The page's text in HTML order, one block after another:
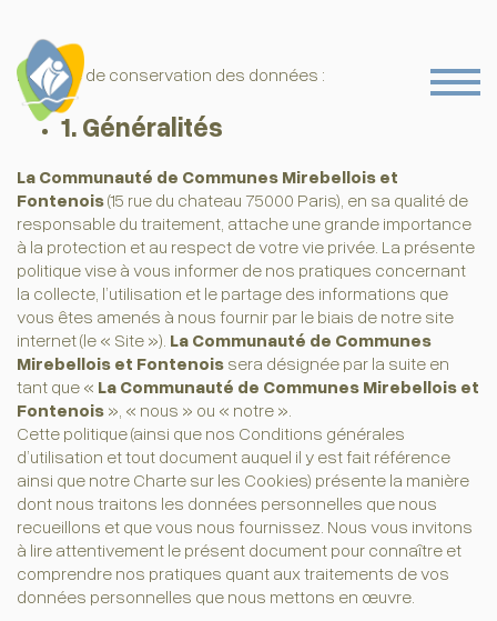
Politique de conservation des données :
1. Généralités
La Communauté de Communes Mirebellois et
Fontenois(15 rue du chateau 75000 Paris), en sa qualité de
responsable du traitement, attache une grande importance
à la protection et au respect de votre vie privée. La présente
politique vise à vous informer de nos pratiques concernant
la collecte, l’utilisation et le partage des informations que
vous êtes amenés à nous fournir par le biais de notre site
internet (le « Site »). La Communauté de Communes
Mirebellois et Fontenois sera désignée par la suite en
tant que « La Communauté de Communes Mirebellois et
Fontenois », « nous » ou « notre ».
Cette politique (ainsi que nos Conditions générales
d’utilisation et tout document auquel il y est fait référence
ainsi que notre Charte sur les Cookies) présente la manière
dont nous traitons les données personnelles que nous
recueillons et que vous nous fournissez. Nous vous invitons
à lire attentivement le présent document pour connaître et
comprendre nos pratiques quant aux traitements de vos
données personnelles que nous mettons en œuvre.